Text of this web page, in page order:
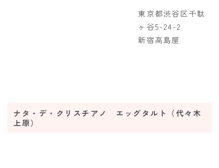
東京都渋谷区千駄
ヶ谷5-24-2
新宿高島屋
ナタ・デ・クリスチアノ エッグタルト（代々木
上原）